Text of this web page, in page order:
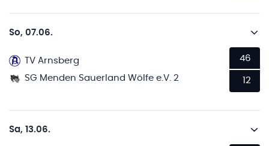
So, 07.06.
TV Arnsberg
SG Menden Sauerland Wölfe e.V. 2
46
12
Sa, 13.06.